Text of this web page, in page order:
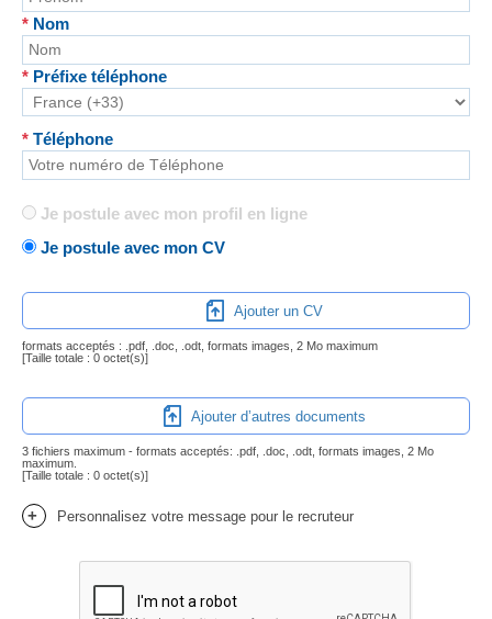
* Nom
* Préfixe téléphone
* Téléphone
Je postule avec mon profil en ligne
Je postule avec mon CV
Ajouter un CV
formats acceptés : .pdf, .doc, .odt, formats images, 2 Mo maximum
[Taille totale : 0 octet(s)]
Ajouter d’autres documents
3 fichiers maximum - formats acceptés: .pdf, .doc, .odt, formats images, 2 Mo
maximum.
[Taille totale : 0 octet(s)]
+ Personnalisez votre message pour le recruteur